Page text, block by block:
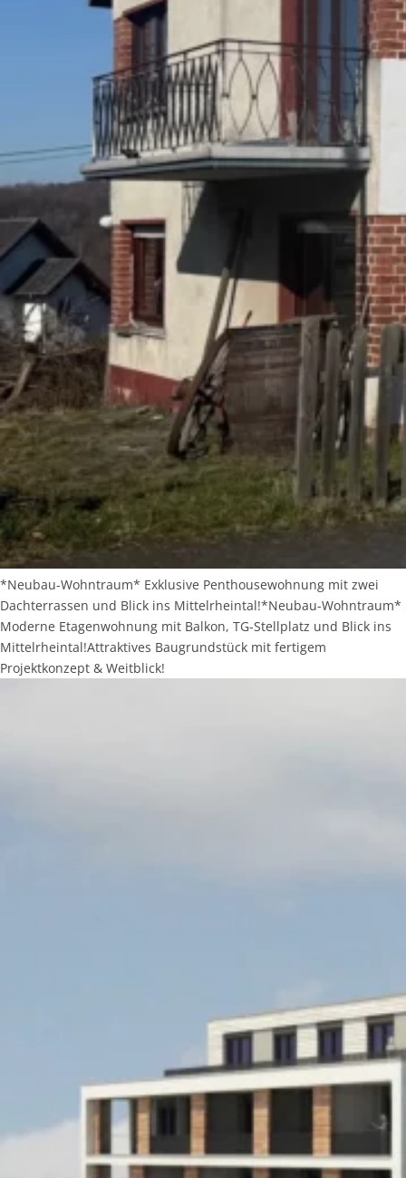
*Neubau-Wohntraum* Exklusive Penthousewohnung mit zwei
Dachterrassen und Blick ins Mittelrheintal!*Neubau-Wohntraum*
Moderne Etagenwohnung mit Balkon, TG-Stellplatz und Blick ins
Mittelrheintal!Attraktives Baugrundstück mit fertigem
Projektkonzept & Weitblick!